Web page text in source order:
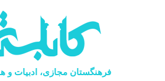
فرهنگستان مجازی، ادبیات و